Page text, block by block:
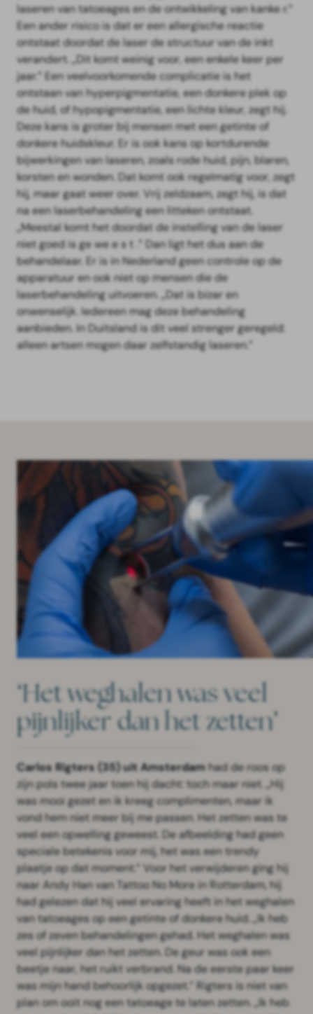
laseren van tatoeages en de ontwikkeling van kanke r.”
Een ander risico is dat er een allergische reactie
ontstaat doordat de laser de structuur van de inkt
verandert. „Dit komt weinig voor, een enkele keer per
jaar.” Een veelvoorkomende complicatie is het
ontstaan van hyperpigmentatie, een donkere plek op
de huid, of hypopigmentatie, een lichte kleur, zegt hij.
Deze kans is groter bij mensen met een getinte of
donkere huidskleur. Er is ook kans op kortdurende
bijwerkingen van laseren, zoals rode huid, pijn, blaren,
korsten en wonden. Dat komt ook regelmatig voor, zegt
hij, maar gaat weer over. Vrij zeldzaam, zegt hij, is dat
na een laserbehandeling een litteken ontstaat.
„Meestal komt het doordat de instelling van de laser
niet goed is ge we e s t .” Dan ligt het dus aan de
behandelaar. Er is in Nederland geen controle op de
apparatuur en ook niet op mensen die de
laserbehandeling uitvoeren. „Dat is bizar en
onwenselijk. Iedereen mag deze behandeling
aanbieden. In Duitsland is dit veel strenger geregeld:
alleen artsen mogen daar zelfstandig laseren.”
‘Het weghalen was veel
pijnlijker dan het zetten’
Carlos Rigters (35) uit Amsterdamhad de roos op
zijn pols twee jaar toen hij dacht: toch maar niet. „Hij
was mooi gezet en ik kreeg complimenten, maar ik
vond hem niet meer bij me passen. Het zetten was te
veel een opwelling geweest. De afbeelding had geen
speciale betekenis voor mij, het was een trendy
plaatje op dat moment.” Voor het verwijderen ging hij
naar Andy Han van Tattoo No More in Rotterdam, hij
had gelezen dat hij veel ervaring heeft in het weghalen
van tatoeages op een getinte of donkere huid. „Ik heb
zes of zeven behandelingen gehad. Het weghalen was
veel pijnlijker dan het zetten. De geur was ook een
beetje naar, het ruikt verbrand. Na de eerste paar keer
was mijn hand behoorlijk opgezet.” Rigters is niet van
plan om ooit nog een tatoeage te laten zetten. „Ik heb